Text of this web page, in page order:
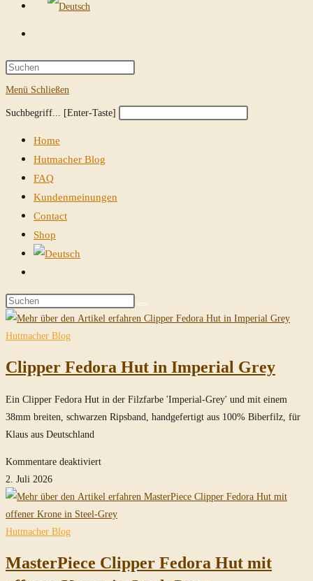
Suche
umschalten
Press
close
Menü Schließen
Diese
durchsuchen
Suchbegriff... [Enter-Taste]
Press
Home
Hutmacher Blog
FAQ
Kundenmeinungen
Contact
Shop
Suche
umschalten
Diese
Website
durchsuchen
Hutmacher Blog
Clipper Fedora Hut in Imperial Grey
Ein Clipper Fedora Hut in der Filzfarbe 'Imperial-Grey' und mit einem
38mm breiten, schwarzen Ripsband, handgefertigt aus 100% Biberfilz, für
Klaus aus Deutschland
Kommentare deaktiviertfür
Fedora
Hut
Grey
2. Juli 2026
Hutmacher Blog
MasterPiece Clipper Fedora Hut mit